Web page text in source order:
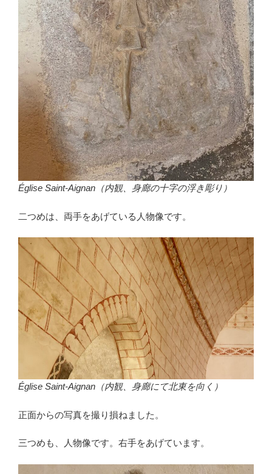
Église Saint-Aignan（内観、身廊の十字の浮き彫り）
二つめは、両手をあげている人物像です。
Église Saint-Aignan（内観、身廊にて北東を向く）
正面からの写真を撮り損ねました。
三つめも、人物像です。右手をあげています。